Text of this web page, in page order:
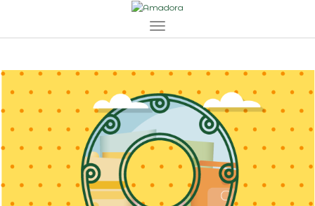
Toggle navigation